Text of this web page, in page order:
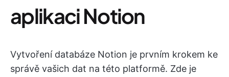
aplikaci Notion
Vytvoření databáze Notion je prvním krokem ke
správě vašich dat na této platformě. Zde je